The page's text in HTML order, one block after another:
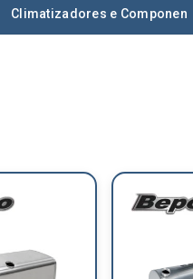
Climatizadores e Componen